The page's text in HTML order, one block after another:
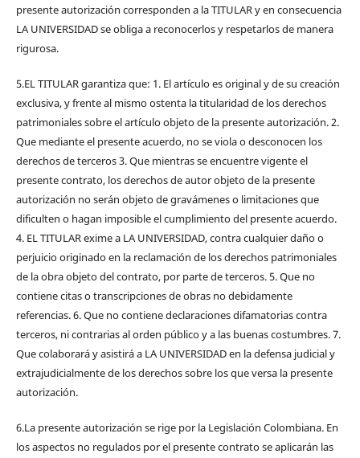
presente autorización corresponden a la TITULAR y en consecuencia
LA UNIVERSIDAD se obliga a reconocerlos y respetarlos de manera
rigurosa.
5.EL TITULAR garantiza que: 1. El artículo es original y de su creación
exclusiva, y frente al mismo ostenta la titularidad de los derechos
patrimoniales sobre el artículo objeto de la presente autorización. 2.
Que mediante el presente acuerdo, no se viola o desconocen los
derechos de terceros 3. Que mientras se encuentre vigente el
presente contrato, los derechos de autor objeto de la presente
autorización no serán objeto de gravámenes o limitaciones que
dificulten o hagan imposible el cumplimiento del presente acuerdo.
4. EL TITULAR exime a LA UNIVERSIDAD, contra cualquier daño o
perjuicio originado en la reclamación de los derechos patrimoniales
de la obra objeto del contrato, por parte de terceros. 5. Que no
contiene citas o transcripciones de obras no debidamente
referencias. 6. Que no contiene declaraciones difamatorias contra
terceros, ni contrarias al orden público y a las buenas costumbres. 7.
Que colaborará y asistirá a LA UNIVERSIDAD en la defensa judicial y
extrajudicialmente de los derechos sobre los que versa la presente
autorización.
6.La presente autorización se rige por la Legislación Colombiana. En
los aspectos no regulados por el presente contrato se aplicarán las